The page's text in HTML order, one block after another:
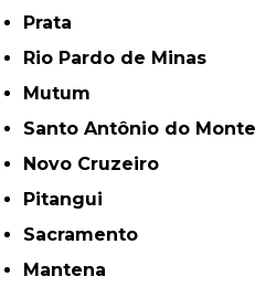
Prata
Rio Pardo de Minas
Mutum
Santo Antônio do Monte
Novo Cruzeiro
Pitangui
Sacramento
Mantena